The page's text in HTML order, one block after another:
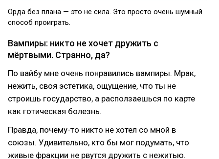
Орда без плана — это не сила. Это просто очень шумный
способ проиграть.
Вампиры: никто не хочет дружить с
мёртвыми. Странно, да?
По вайбу мне очень понравились вампиры. Мрак,
нежить, своя эстетика, ощущение, что ты не
строишь государство, а расползаешься по карте
как готическая болезнь.
Правда, почему-то никто не хотел со мной в
союзы. Удивительно, кто бы мог подумать, что
живые фракции не рвутся дружить с нежитью.